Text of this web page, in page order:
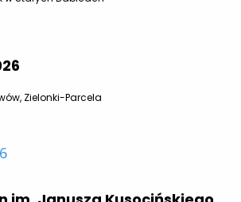
Zielonki-Parcela